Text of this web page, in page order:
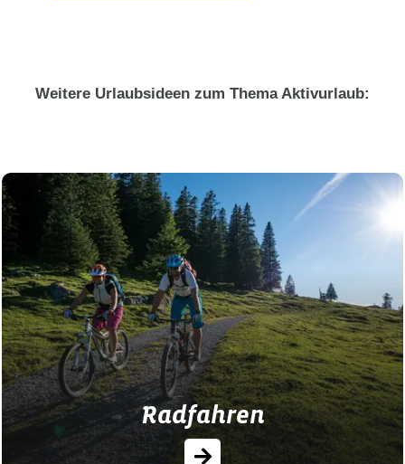
Weitere Urlaubsideen zum Thema Aktivurlaub:
Radfahren